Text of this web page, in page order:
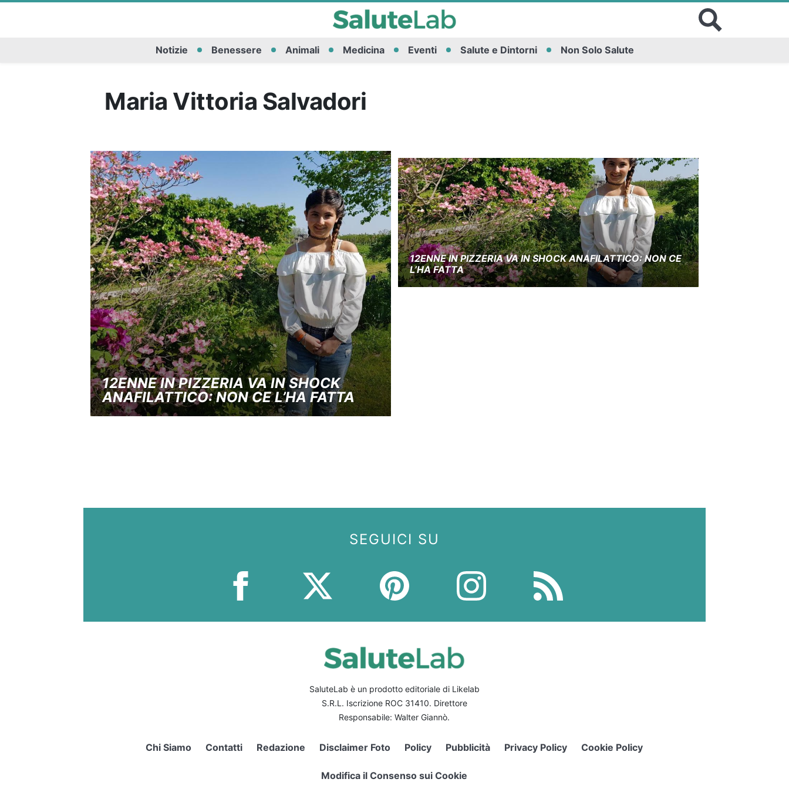
Notizie Benessere Animali Medicina Eventi Salute e Dintorni Non Solo Salute
Maria Vittoria Salvadori
12ENNE IN PIZZERIA VA IN SHOCK
ANAFILATTICO: NON CE L’HA FATTA
12ENNE IN PIZZERIA VA IN SHOCK ANAFILATTICO: NON CE
L’HA FATTA
SEGUICI SU
SaluteLab è un prodotto editoriale di Likelab
S.R.L. Iscrizione ROC 31410. Direttore
Responsabile: Walter Giannò.
Chi Siamo Contatti Redazione Disclaimer Foto Policy Pubblicità Privacy Policy Cookie Policy
Modifica il Consenso sui Cookie